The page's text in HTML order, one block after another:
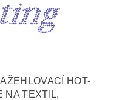
HOT-
NA TEXTIL,